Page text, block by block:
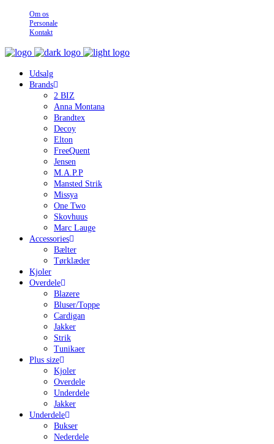
Om os
Personale
Kontakt
Udsalg
Brands
2 BIZ
Anna Montana
Brandtex
Decoy
Elton
FreeQuent
Jensen
M.A.P.P
Mansted Strik
Missya
One Two
Skovhuus
Marc Lauge
Accessories
Bælter
Tørklæder
Kjoler
Overdele
Blazere
Bluser/Toppe
Cardigan
Jakker
Strik
Tunikaer
Plus size
Kjoler
Overdele
Underdele
Jakker
Underdele
Bukser
Nederdele